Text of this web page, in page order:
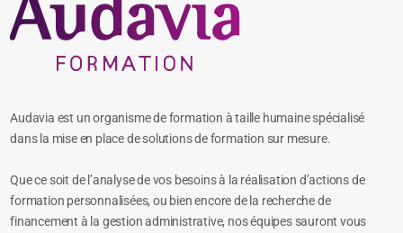
Audavia est un organisme de formation à taille humaine spécialisé
dans la mise en place de solutions de formation sur mesure.
Que ce soit de l’analyse de vos besoins à la réalisation d’actions de
formation personnalisées, ou bien encore de la recherche de
financement à la gestion administrative, nos équipes sauront vous